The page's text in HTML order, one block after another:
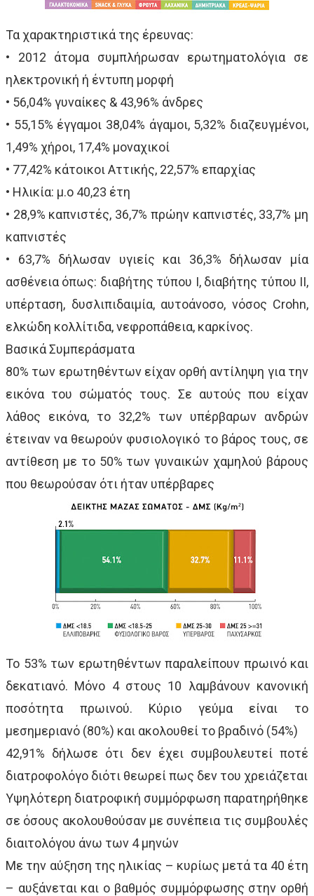
Τα χαρακτηριστικά της έρευνας:
• 2012 άτομα συμπλήρωσαν ερωτηματολόγια σε
ηλεκτρονική ή έντυπη μορφή
• 56,04% γυναίκες & 43,96% άνδρες
• 55,15% έγγαμοι 38,04% άγαμοι, 5,32% διαζευγμένοι,
1,49% χήροι, 17,4% μοναχικοί
• 77,42% κάτοικοι Αττικής, 22,57% επαρχίας
• Ηλικία: μ.ο 40,23 έτη
• 28,9% καπνιστές, 36,7% πρώην καπνιστές, 33,7% μη
καπνιστές
• 63,7% δήλωσαν υγιείς και 36,3% δήλωσαν μία
ασθένεια όπως: διαβήτης τύπου Ι, διαβήτης τύπου ΙΙ,
υπέρταση, δυσλιπιδαιμία, αυτοάνοσο, νόσος Crohn,
ελκώδη κολλίτιδα, νεφροπάθεια, καρκίνος.
Βασικά Συμπεράσματα
80% των ερωτηθέντων είχαν ορθή αντίληψη για την
εικόνα του σώματός τους. Σε αυτούς που είχαν
λάθος εικόνα, το 32,2% των υπέρβαρων ανδρών
έτειναν να θεωρούν φυσιολογικό το βάρος τους, σε
αντίθεση με το 50% των γυναικών χαμηλού βάρους
που θεωρούσαν ότι ήταν υπέρβαρες
Το 53% των ερωτηθέντων παραλείπουν πρωινό και
δεκατιανό. Μόνο 4 στους 10 λαμβάνουν κανονική
ποσότητα πρωινού. Κύριο γεύμα είναι το
μεσημεριανό (80%) και ακολουθεί το βραδινό (54%)
42,91% δήλωσε ότι δεν έχει συμβουλευτεί ποτέ
διατροφολόγο διότι θεωρεί πως δεν του χρειάζεται
Υψηλότερη διατροφική συμμόρφωση παρατηρήθηκε
σε όσους ακολουθούσαν με συνέπεια τις συμβουλές
διαιτολόγου άνω των 4 μηνών
Με την αύξηση της ηλικίας – κυρίως μετά τα 40 έτη
– αυξάνεται και ο βαθμός συμμόρφωσης στην ορθή